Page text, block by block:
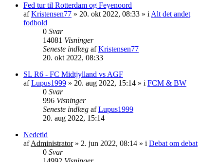
Fed tur til Rotterdam og Feyenoord
afKristensen77 » 20. okt 2022, 08:33 » i Alt det andet
fodbold
0 Svar
14081 Visninger
Seneste indlæg afKristensen77
20. okt 2022, 08:33
SL R6 - FC Midtjylland vs AGF
afLupus1999 » 20. aug 2022, 15:14 » i FCM & BW
0 Svar
996 Visninger
Seneste indlæg afLupus1999
20. aug 2022, 15:14
Nedetid
afAdministrator» 2. jun 2022, 08:14 » i Debat om debat
0 Svar